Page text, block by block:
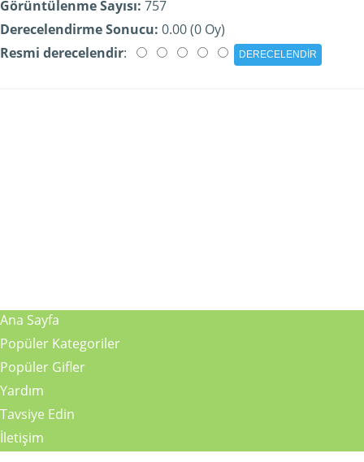
Görüntülenme Sayısı: 757
Derecelendirme Sonucu: 0.00 (0 Oy)
Resmi derecelendir:
Ana Sayfa
Popüler Kategoriler
Popüler Gifler
Yardım
Tavsiye Edin
İletişim